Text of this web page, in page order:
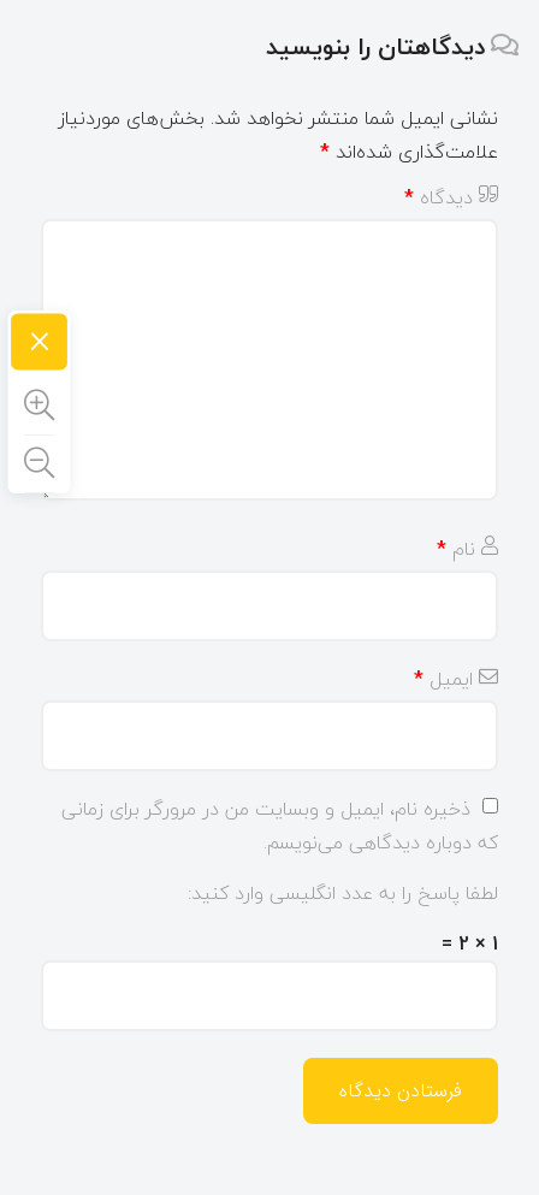
دیدگاهتان را بنویسید
نشانی ایمیل شما منتشر نخواهد شد. بخش‌های موردنیاز
علامت‌گذاری شده‌اند *
دیدگاه *
نام *
ایمیل *
ذخیره نام، ایمیل و وبسایت من در مرورگر برای زمانی
که دوباره دیدگاهی می‌نویسم.
لطفا پاسخ را به عدد انگلیسی وارد کنید:
1 × 2 =
×